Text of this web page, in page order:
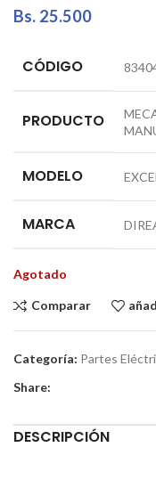
Bs. 25.500
CÓDIGO
PRODUCTO
MODELO EXCEL
MARCA
Agotado
Comparar
Categoría: Partes
Share:
DESCRIPCIÓN